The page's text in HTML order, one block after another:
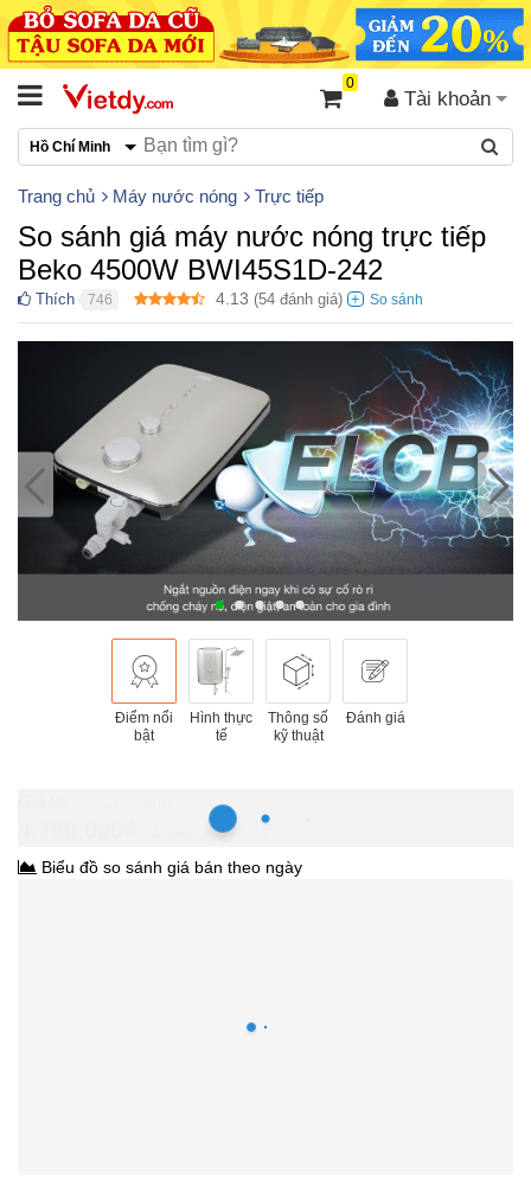
Tài khoản
0
Hồ Chí Minh
Trang chủ Máy nước nóng Trực tiếp
So sánh giá máy nước nóng trực tiếp
Beko 4500W BWI45S1D-242
Thích 746 4.13 (54 đánh giá)
Điểm nổi
bật
Hình thực
tế
Thông số
kỹ thuật
Đánh giá
4.990.000₫
Biểu đồ so sánh giá bán theo ngày